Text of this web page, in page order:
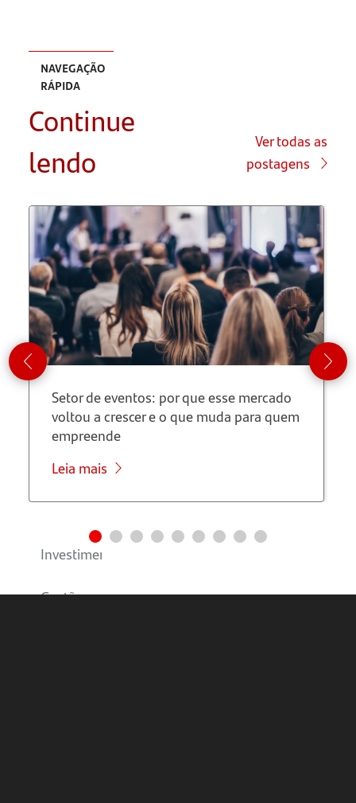
NAVEGAÇÃO
RÁPIDA
Empreendedorismo:
como
investir
no seu
Tudo
sobre MEI
Formas
de
pagamento
PIX
Fluxo de
Caixa
Investimentos
Gestão
Continue
lendo
Ver todas as
postagens
Setor de eventos: por que esse mercado
voltou a crescer e o que muda para quem
empreende
Leia mais